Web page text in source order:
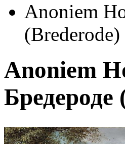
Anoniem
(Brederode)
Anoniem
Бредероде